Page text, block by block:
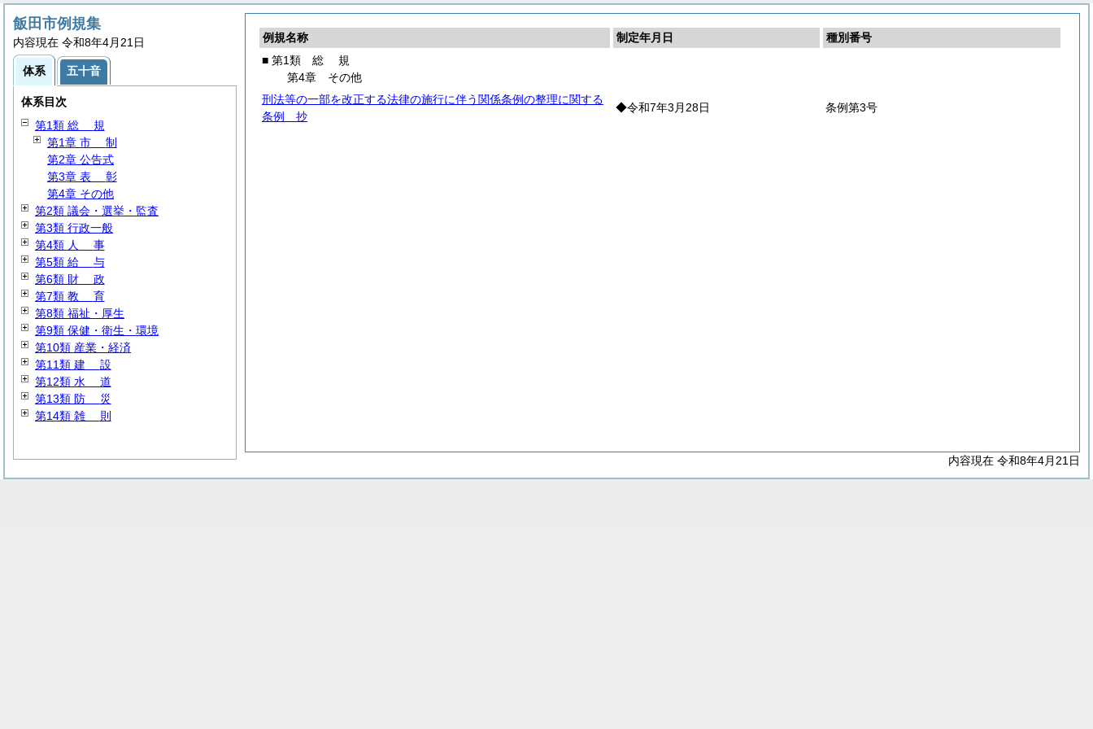
例規名称 制定年月日
種別番号
■ 第1類 総 規
第4章 その他
刑法等の一部を改正する法律の施行に伴う関係条例の整理に関する
条例 抄
◆令和7年3月28日 条例第3号
内容現在 令和8年4月21日
飯田市例規集
内容現在 令和8年4月21日
体系 五十音
体系目次
第1類 総 規
第1章 市 制
第2章 公告式
第3章 表 彰
第4章 その他
第2類 議会・選挙・監査
第3類 行政一般
第4類 人 事
第5類 給 与
第6類 財 政
第7類 教 育
第8類 福祉・厚生
第9類 保健・衛生・環境
第10類 産業・経済
第11類 建 設
第12類 水 道
第13類 防 災
第14類 雑 則